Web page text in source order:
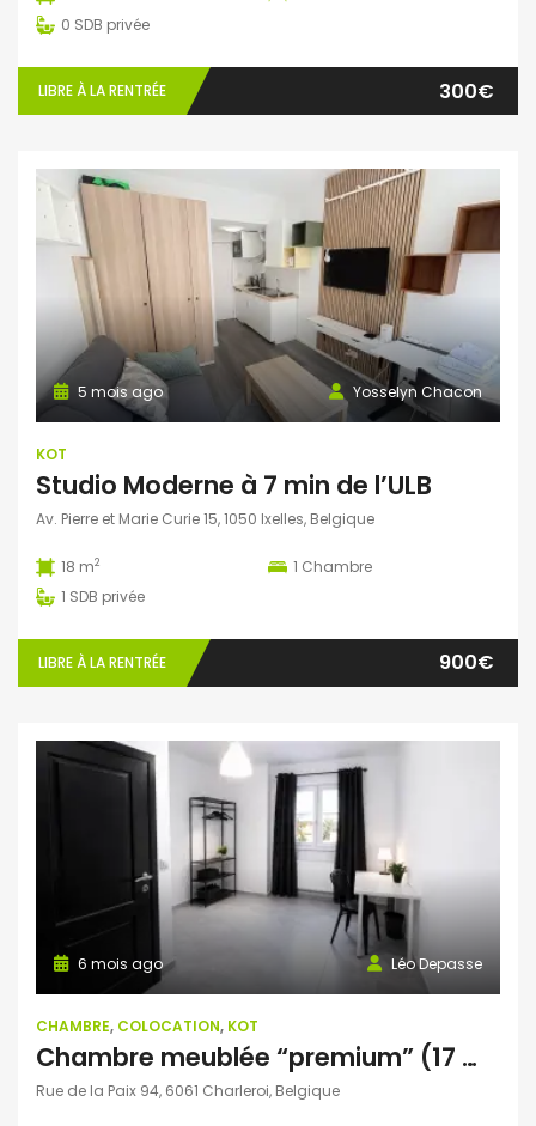
0 SDB privée
LIBRE À LA RENTRÉE 300€
Yosselyn Chacon
5 mois ago
KOT
Studio Moderne à 7 min de l’ULB
Av. Pierre et Marie Curie 15, 1050 Ixelles, Belgique
18 m2 1 Chambre
1 SDB privée
LIBRE À LA RENTRÉE 900€
Léo Depasse
6 mois ago
CHAMBRE, COLOCATION, KOT
Chambre meublée “premium” (17 m²) avec salle de douche privative – Helha Montignies-sur-Sambre
Rue de la Paix 94, 6061 Charleroi, Belgique